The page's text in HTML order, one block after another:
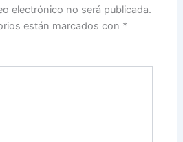
electrónico no será publicada.
están marcados con *